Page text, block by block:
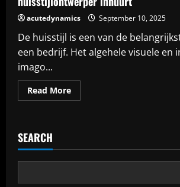
acutedynamics September 10, 2025
De huisstijl is een van de
een bedrijf. Het algehele visuele en
imago...
Read MoreRead
more
voordat
een
inhuurt
SEARCH